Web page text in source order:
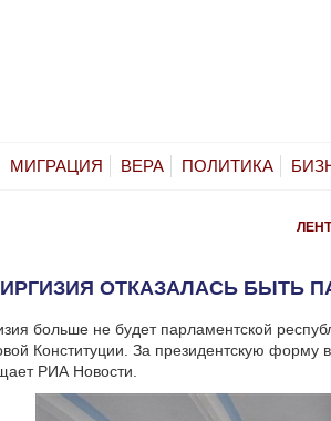
МИГРАЦИЯ ВЕРА ПОЛИТИКА
ОТКАЗАЛАСЬ БЫТЬ
больше не будет парламентской
Конституции. За президентскую форму
РИА Новости.